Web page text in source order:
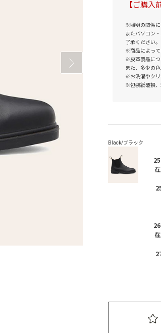
【ご購入
※照明の関係に
またパソコン
了承ください。
※商品によって
※皮革製品につ
また、多少の
※お洗濯やクリ
※包装紙破損、